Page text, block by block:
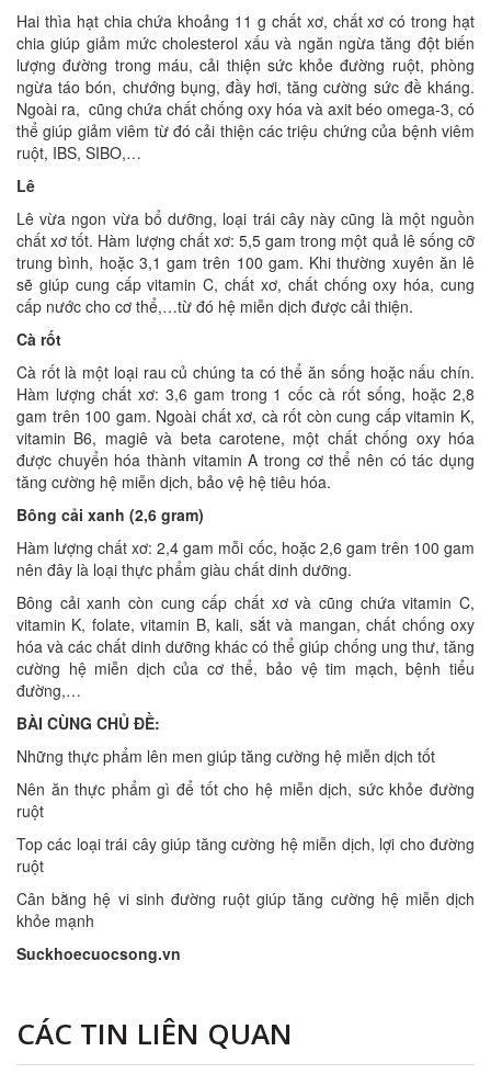
Hai thìa hạt chia chứa khoảng 11 g chất xơ, chất xơ có trong hạt
chia giúp giảm mức cholesterol xấu và ngăn ngừa tăng đột biến
lượng đường trong máu, cải thiện sức khỏe đường ruột, phòng
ngừa táo bón, chướng bụng, đầy hơi, tăng cường sức đề kháng.
Ngoài ra, cũng chứa chất chống oxy hóa và axit béo omega-3, có
thể giúp giảm viêm từ đó cải thiện các triệu chứng của bệnh viêm
ruột, IBS, SIBO,…
Lê
Lê vừa ngon vừa bổ dưỡng, loại trái cây này cũng là một nguồn
chất xơ tốt. Hàm lượng chất xơ: 5,5 gam trong một quả lê sống cỡ
trung bình, hoặc 3,1 gam trên 100 gam. Khi thường xuyên ăn lê
sẽ giúp cung cấp vitamin C, chất xơ, chất chống oxy hóa, cung
cấp nước cho cơ thể,…từ đó hệ miễn dịch được cải thiện.
Cà rốt
Cà rốt là một loại rau củ chúng ta có thể ăn sống hoặc nấu chín.
Hàm lượng chất xơ: 3,6 gam trong 1 cốc cà rốt sống, hoặc 2,8
gam trên 100 gam. Ngoài chất xơ, cà rốt còn cung cấp vitamin K,
vitamin B6, magiê và beta carotene, một chất chống oxy hóa
được chuyển hóa thành vitamin A trong cơ thể nên có tác dụng
tăng cường hệ miễn dịch, bảo vệ hệ tiêu hóa.
Bông cải xanh (2,6 gram)
Hàm lượng chất xơ: 2,4 gam mỗi cốc, hoặc 2,6 gam trên 100 gam
nên đây là loại thực phẩm giàu chất dinh dưỡng.
Bông cải xanh còn cung cấp chất xơ và cũng chứa vitamin C,
vitamin K, folate, vitamin B, kali, sắt và mangan, chất chống oxy
hóa và các chất dinh dưỡng khác có thể giúp chống ung thư, tăng
cường hệ miễn dịch của cơ thể, bảo vệ tim mạch, bệnh tiểu
đường,…
BÀI CÙNG CHỦ ĐỀ:
Những thực phẩm lên men giúp tăng cường hệ miễn dịch tốt
Nên ăn thực phẩm gì để tốt cho hệ miễn dịch, sức khỏe đường
ruột
Top các loại trái cây giúp tăng cường hệ miễn dịch, lợi cho đường
ruột
Cân bằng hệ vi sinh đường ruột giúp tăng cường hệ miễn dịch
khỏe mạnh
Suckhoecuocsong.vn
CÁC TIN LIÊN QUAN